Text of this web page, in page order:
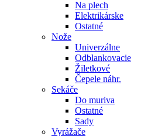
Na plech
Elektrikárske
Ostatné
Nože
Univerzálne
Odblankovacie
Žiletkové
Čepele náhr.
Sekáče
Do muriva
Ostatné
Sady
Vyrážače